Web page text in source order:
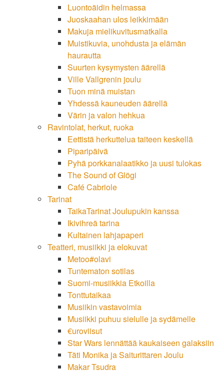
Luontoäidin helmassa
Juoskaahan ulos leikkimään
Makuja mielikuvitusmatkalla
Muistikuvia, unohdusta ja elämän
haurautta
Suurten kysymysten äärellä
Ville Vallgrenin joulu
Tuon minä muistan
Yhdessä kauneuden äärellä
Värin ja valon hehkua
Ravintolat, herkut, ruoka
Eettistä herkuttelua taiteen keskellä
Piparipäivä
Pyhä porkkanalaatikko ja uusi tulokas
The Sound of Glögi
Café Cabriole
Tarinat
TaikaTarinat Joulupukin kanssa
Ikivihreä tarina
Kultainen lahjapaperi
Teatteri, musiikki ja elokuvat
Metoo#olavi
Tuntematon sotilas
Suomi-musiikkia Etkoilla
Tonttutaikaa
Musiikin vastavoimia
Musiikki puhuu sielulle ja sydämelle
€uroviisut
Star Wars lennättää kaukaiseen galaksiin
Täti Monika ja Saiturittaren Joulu
Makar Tsudra